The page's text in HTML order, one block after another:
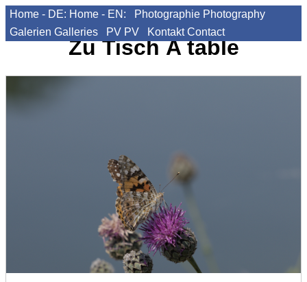
Home - DE: Home - EN: Photographie Photography
Galerien Galleries PV PV Kontakt Contact
Zu TischA table